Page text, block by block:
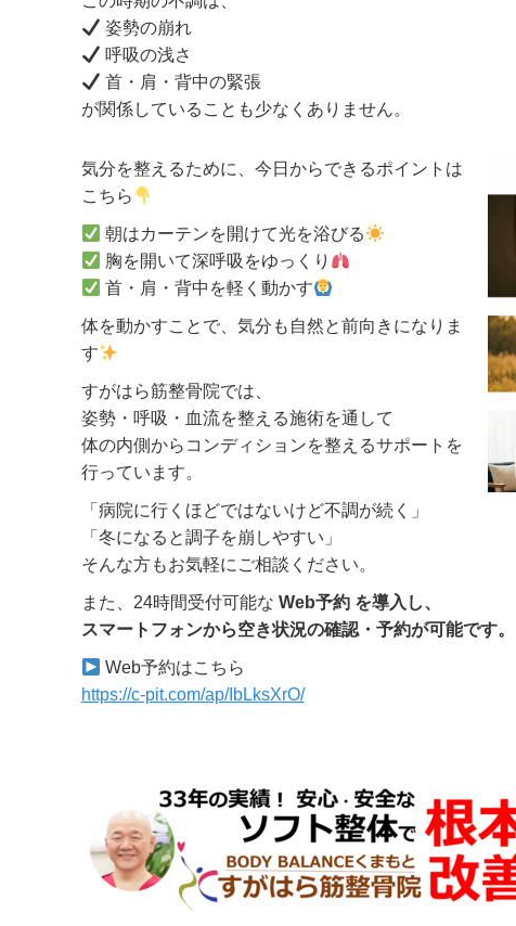
姿勢の崩れ
呼吸の浅さ
首・肩・背中の緊張
が関係していることも少なくありません。
気分を整えるために、今日からできるポイントは
こちら
朝はカーテンを開けて光を浴びる
胸を開いて深呼吸をゆっくり
首・肩・背中を軽く動かす
体を動かすことで、気分も自然と前向きになりま
す
すがはら筋整骨院では、
姿勢・呼吸・血流を整える施術を通して
体の内側からコンディションを整えるサポートを
行っています。
「病院に行くほどではないけど不調が続く」
「冬になると調子を崩しやすい」
そんな方もお気軽にご相談ください。
また、24時間受付可能な Web予約 を導入し、
スマートフォンから空き状況の確認・予約が可能です。
Web予約はこちら
https://c-pit.com/ap/IbLksXrO/